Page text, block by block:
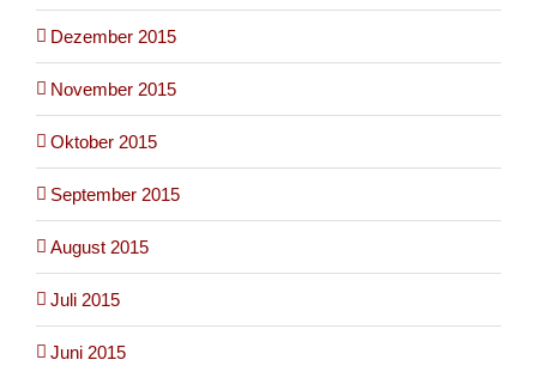
Dezember 2015
November 2015
Oktober 2015
September 2015
August 2015
Juli 2015
Juni 2015